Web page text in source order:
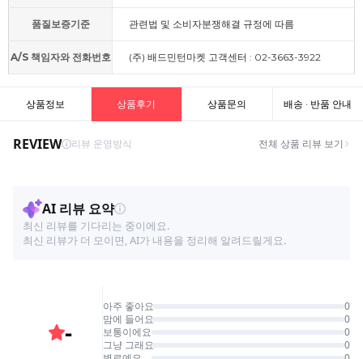
품질보증기준 관련법 및 소비자분쟁해결 규정에 따름
A/S 책임자와 전화번호 (주) 배드민턴마켓 고객센터 : 02-3663-3922
상품정보 상품후기 상품문의 배송 · 반품 안내